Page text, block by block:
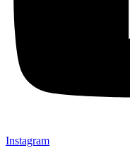
Instagram